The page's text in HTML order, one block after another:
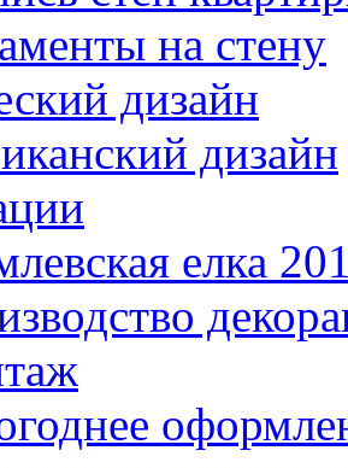
на стену
дизайн
дизайн
елка